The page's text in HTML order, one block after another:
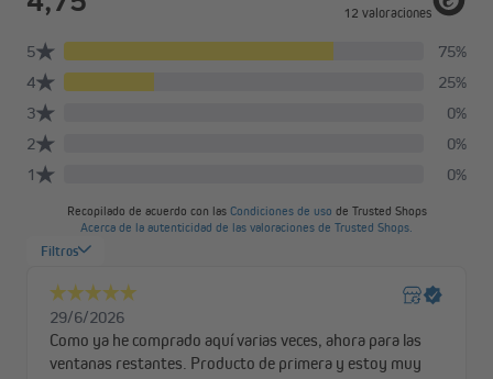
Para calcular la longitud de cinta necesaria, se aplica la
200 cm, necesitarás 5 m de cinta. Simplemente corta el
resto o déjalo en el tambor de la cinta.